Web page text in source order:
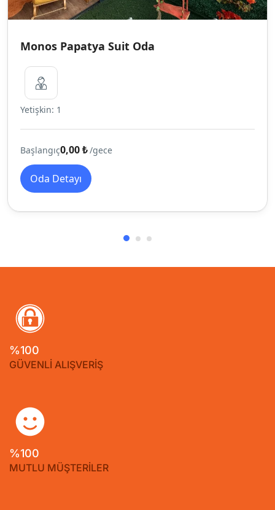
Monos Papatya Suit Oda
Yetişkin: 1
Başlangıç0,00 ₺/gece
Oda Detayı
%100
GÜVENLİ ALIŞVERİŞ
%100
MUTLU MÜŞTERİLER